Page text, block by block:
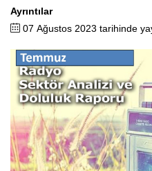
Ayrıntılar
07 Ağustos 2023 tarihinde